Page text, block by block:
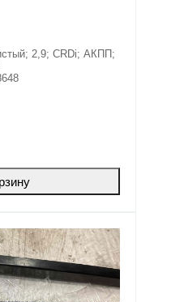
2,9; CRDi; АКПП;